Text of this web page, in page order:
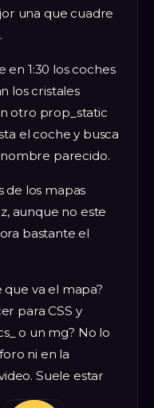
una que cuadre
en 1:30 los coches
los cristales
otro prop_static
el coche y busca
parecido.
de los mapas
aunque no este
bastante el
va el mapa?
para CSS y
o un mg? No lo
ni en la
Suele estar